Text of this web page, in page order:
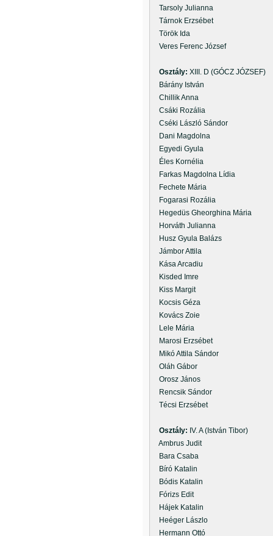
Tarsoly Julianna
Tárnok Erzsébet
Török Ida
Veres Ferenc József
Osztály: XIII. D (GÓCZ JÓZSEF)
Bárány István
Chillik Anna
Csáki Rozália
Cséki László Sándor
Dani Magdolna
Egyedi Gyula
Éles Kornélia
Farkas Magdolna Lídia
Fechete Mária
Fogarasi Rozália
Hegedüs Gheorghina Mária
Horváth Julianna
Husz Gyula Balázs
Jámbor Attila
Kása Arcadiu
Kisded Imre
Kiss Margit
Kocsis Géza
Kovács Zoie
Lele Mária
Marosi Erzsébet
Mikó Attila Sándor
Oláh Gábor
Orosz János
Rencsik Sándor
Técsi Erzsébet
Osztály: IV. A (István Tibor)
Ambrus Judit
Bara Csaba
Bíró Katalin
Bódis Katalin
Fórizs Edit
Hájek Katalin
Heéger Lászlo
Hermann Ottó